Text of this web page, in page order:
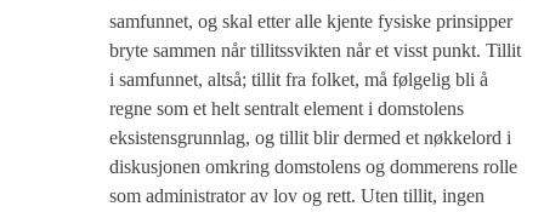
samfunnet, og skal etter alle kjente fysiske prinsipper
bryte sammen når tillitssvikten når et visst punkt. Tillit
i samfunnet, altså; tillit fra folket, må følgelig bli å
regne som et helt sentralt element i domstolens
eksistensgrunnlag, og tillit blir dermed et nøkkelord i
diskusjonen omkring domstolens og dommerens rolle
som administrator av lov og rett. Uten tillit, ingen